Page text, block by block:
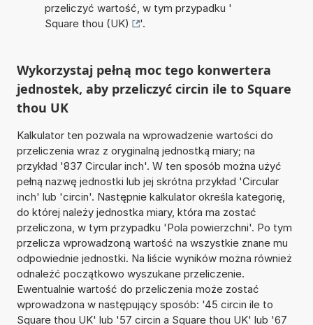
przeliczyć wartość, w tym przypadku '
Square thou (UK)
'.
Wykorzystaj pełną moc tego konwertera
jednostek, aby przeliczyć circin ile to Square
thou UK
Kalkulator ten pozwala na wprowadzenie wartości do
przeliczenia wraz z oryginalną jednostką miary; na
przykład '837 Circular inch'. W ten sposób można użyć
pełną nazwę jednostki lub jej skrótna przykład 'Circular
inch' lub 'circin'. Następnie kalkulator określa kategorię,
do której należy jednostka miary, która ma zostać
przeliczona, w tym przypadku 'Pola powierzchni'. Po tym
przelicza wprowadzoną wartość na wszystkie znane mu
odpowiednie jednostki. Na liście wyników można również
odnaleźć początkowo wyszukane przeliczenie.
Ewentualnie wartość do przeliczenia może zostać
wprowadzona w następujący sposób: '45 circin ile to
Square thou UK' lub '57 circin a Square thou UK' lub '67